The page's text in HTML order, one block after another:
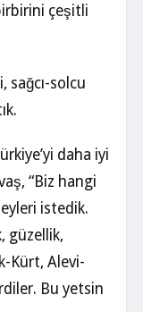
çeşitli
sağcı-solcu
daha iyi
“Biz hangi
istedik.
güzellik,
Kürt, Alevi-
Bu yetsin